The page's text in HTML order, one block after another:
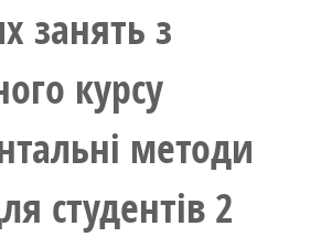
занять з
курсу
методи
студентів 2